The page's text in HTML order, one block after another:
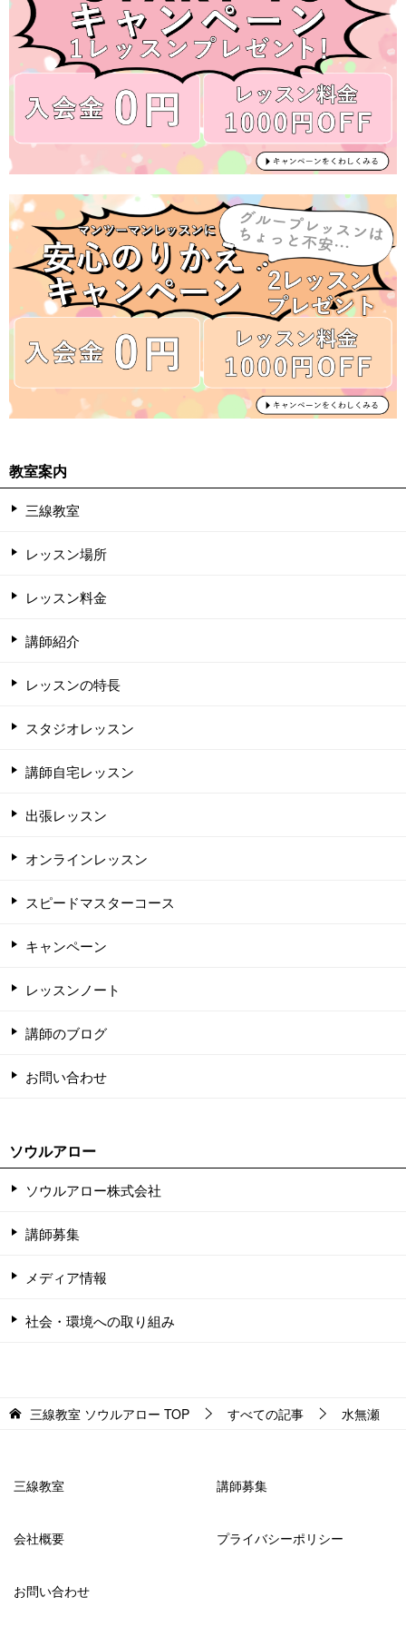
教室案内
三線教室
レッスン場所
レッスン料金
講師紹介
レッスンの特長
スタジオレッスン
講師自宅レッスン
出張レッスン
オンラインレッスン
スピードマスターコース
キャンペーン
レッスンノート
講師のブログ
お問い合わせ
ソウルアロー
ソウルアロー株式会社
講師募集
メディア情報
社会・環境への取り組み
三線教室 ソウルアロー TOP すべての記事 水無瀬
三線教室 講師募集
会社概要 プライバシーポリシー
お問い合わせ